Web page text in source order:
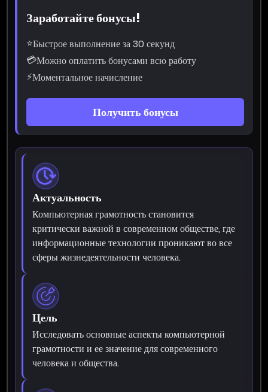
Заработайте бонусы!
⭐Быстрое выполнение за 30 секунд
💳Можно оплатить бонусами всю работу
⚡Моментальное начисление
Получить бонусы
Актуальность
Компьютерная грамотность становится
критически важной в современном обществе, где
информационные технологии проникают во все
сферы жизнедеятельности человека.
Цель
Исследовать основные аспекты компьютерной
грамотности и ее значение для современного
человека и общества.